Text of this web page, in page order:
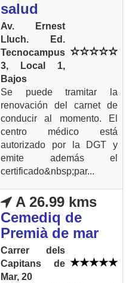
salud
Av. Ernest
Lluch. Ed.
Tecnocampus
3, Local 1,
Bajos
Se puede tramitar la
renovación del carnet de
conducir al momento. El
centro médico está
autorizado por la DGT y
emite además el
certificado&nbsp;par...
A 26.99 kms
Cemediq de
Premià de mar
Carrer dels
Capitans de
Mar, 20